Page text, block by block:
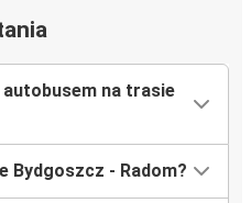
autobusem na trasie
Bydgoszcz - Radom?